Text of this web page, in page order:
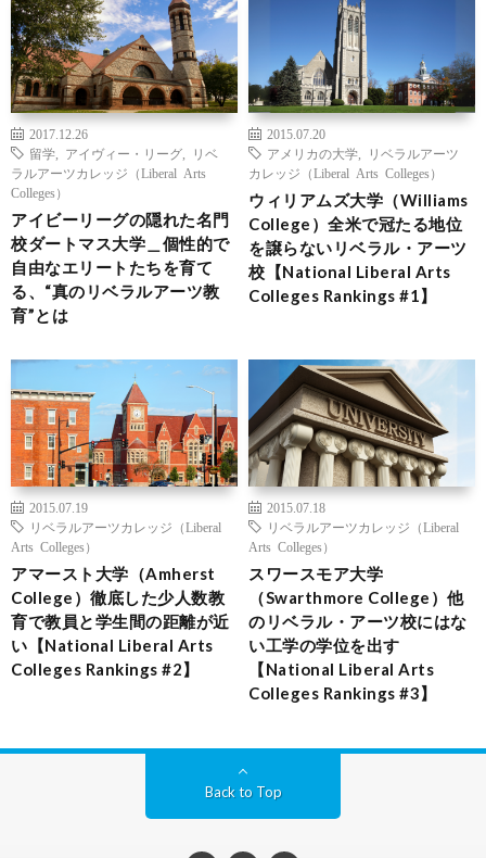
2017.12.26
留学
アイヴィー・リーグ
リベ
ラルアーツカレッジ（Liberal Arts
Colleges）
アイビーリーグの隠れた名門
校ダートマス大学＿個性的で
自由なエリートたちを育て
る、“真のリベラルアーツ教
育”とは
2015.07.20
アメリカの大学
リベラルアーツ
カレッジ（Liberal Arts Colleges）
ウィリアムズ大学（Williams
College）全米で冠たる地位
を譲らないリベラル・アーツ
校【National Liberal Arts
Colleges Rankings #1】
2015.07.19
リベラルアーツカレッジ（Liberal
Arts Colleges）
アマースト大学（Amherst
College）徹底した少人数教
育で教員と学生間の距離が近
い【National Liberal Arts
Colleges Rankings #2】
2015.07.18
リベラルアーツカレッジ（Liberal
Arts Colleges）
スワースモア大学
（Swarthmore College）他
のリベラル・アーツ校にはな
い工学の学位を出す
【National Liberal Arts
Colleges Rankings #3】
Back to Top